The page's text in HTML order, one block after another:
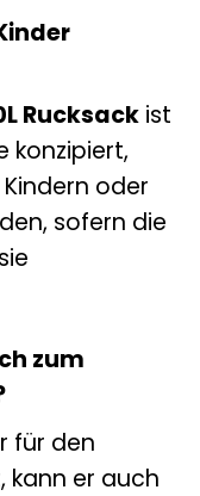
Rucksack ist
konzipiert,
oder
sofern die
zum
für den
kann er auch